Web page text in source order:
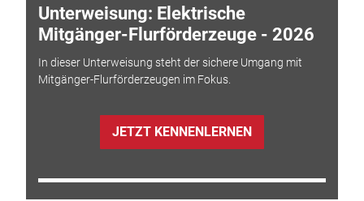
Unterweisung: Elektrische
Mitgänger-Flurförderzeuge - 2026
In dieser Unterweisung steht der sichere Umgang mit
Mitgänger-Flurförderzeugen im Fokus.
JETZT KENNENLERNEN